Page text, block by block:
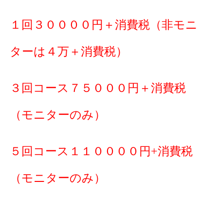
１回３００００円＋消費税（非モニ
ターは４万＋消費税）
３回コース７５０００円＋消費税
（モニターのみ）
５回コース１１００００円+消費税
（モニターのみ）